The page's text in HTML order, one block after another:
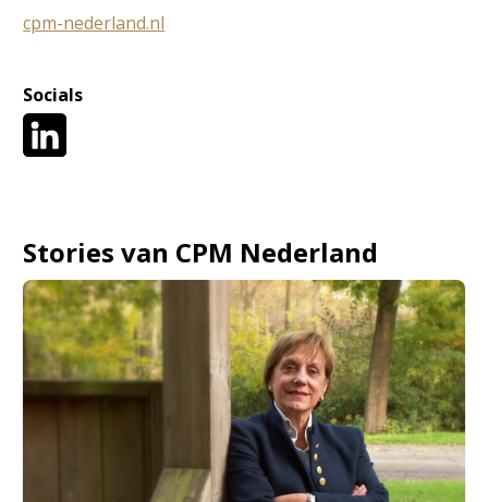
cpm-nederland.nl
Socials
Stories van CPM Nederland